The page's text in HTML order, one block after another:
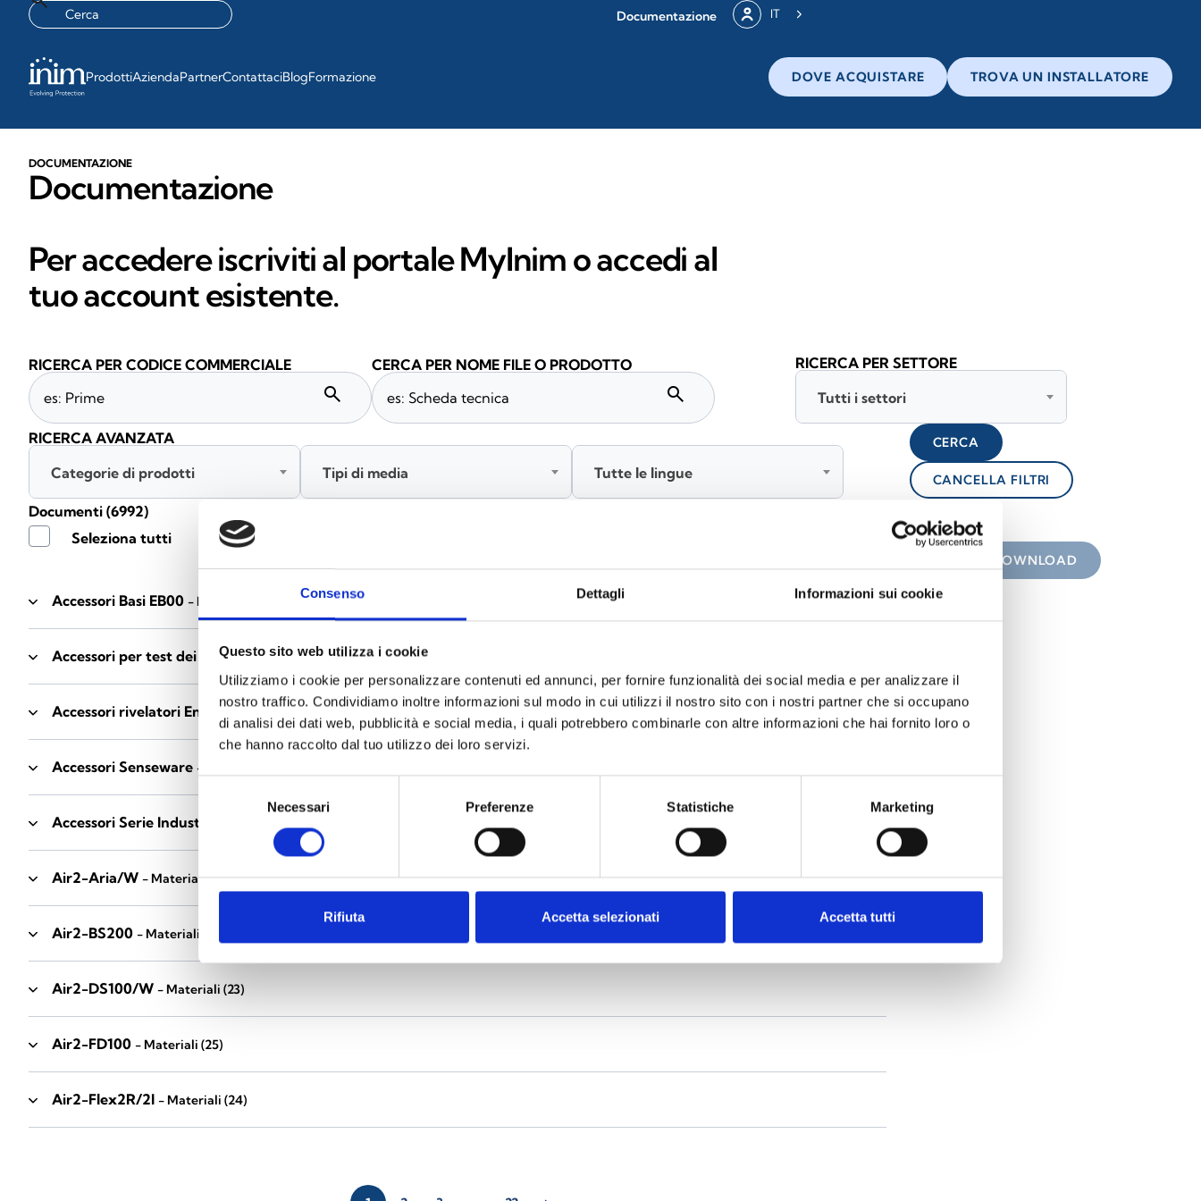
Consenso Dettagli Informazioni sui cookie
Questo sito web utilizza i cookie
Utilizziamo i cookie per personalizzare contenuti ed annunci, per fornire funzionalità dei social media e per analizzare il
nostro traffico. Condividiamo inoltre informazioni sul modo in cui utilizzi il nostro sito con i nostri partner che si occupano
di analisi dei dati web, pubblicità e social media, i quali potrebbero combinarle con altre informazioni che hai fornito loro o
che hanno raccolto dal tuo utilizzo dei loro servizi.
consenso
Necessari Preferenze Statistiche Marketing
Rifiuta Accetta selezionati Accetta tutti
Documentazione IT
ProdottiAziendaPartnerContattaciBlogFormazione DOVE ACQUISTARE TROVA UN INSTALLATORE
DOCUMENTAZIONE
Documentazione
Per accedere iscriviti al portale MyInim o accedi al
tuo account esistente.
Accessori Basi EB00 - Materiali
Accessori per test dei rivelatori - Materiali(6)
Accessori rivelatori Enea - Materiali(35)
Accessori Senseware - Materiali
Accessori Serie Industrial
Air2-Aria/W - Materiali(23)
Air2-BS200 - Materiali
Air2-DS100/W - Materiali (23)
Air2-FD100 - Materiali (25)
Air2-Flex2R/2I - Materiali (24)
Documenti (6992)
Seleziona tutti
DOWNLOAD
RICERCA PER CODICE COMMERCIALE
search
CERCA PER NOME FILE O PRODOTTO
search
RICERCA PER SETTORE
Tutti i settori
RICERCA AVANZATA
Categorie di prodotti
Tipi di media Tutte le lingue
CERCA
CANCELLA FILTRI